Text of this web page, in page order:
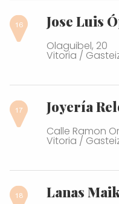
Jose Luis
Olaguibel, 20
Vitoria /
Joyería
Calle Ramon
Vitoria /
Lanas